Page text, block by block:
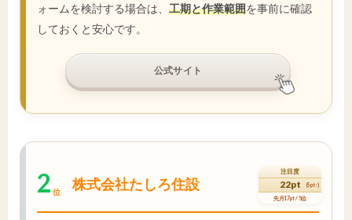
ォームを検討する場合は、 工期と作業範囲を事前に確認
しておくと安心です。
公式サイト
2 位 株式会社たしろ住設
注目度
22pt (5pt↑)
先月17pt / 5位